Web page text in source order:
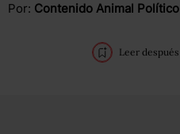
Por: Contenido Animal Político
Leer después